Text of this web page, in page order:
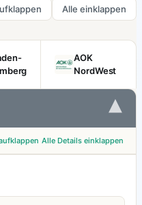
Alle einklappen
AOK
NordWest
▾
Alle Details einklappen